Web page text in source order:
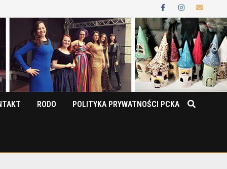
RODO POLITYKA PRYWATNOŚCI PCKA